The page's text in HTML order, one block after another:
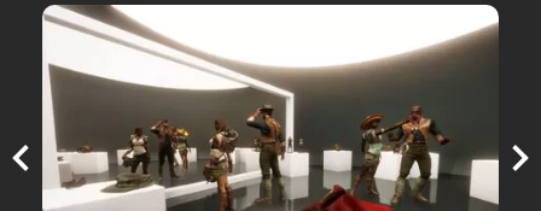
Previous